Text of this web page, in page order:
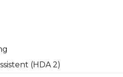
(HDA 2)